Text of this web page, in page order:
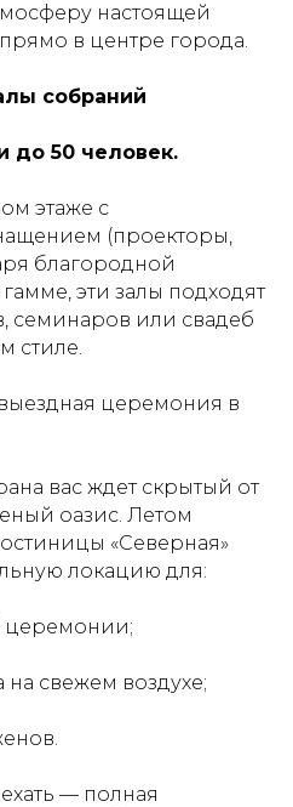
настоящей
в центре города.
собраний
до 50 человек.
этаже с
(проекторы,
благородной
эти залы подходят
семинаров или свадеб
стиле.
церемония в
вас ждет скрытый от
оазис. Летом
«Северная»
локацию для:
церемонии;
свежем воздухе;
— полная